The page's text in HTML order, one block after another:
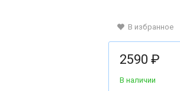
В избранное
2590 ₽
В наличии